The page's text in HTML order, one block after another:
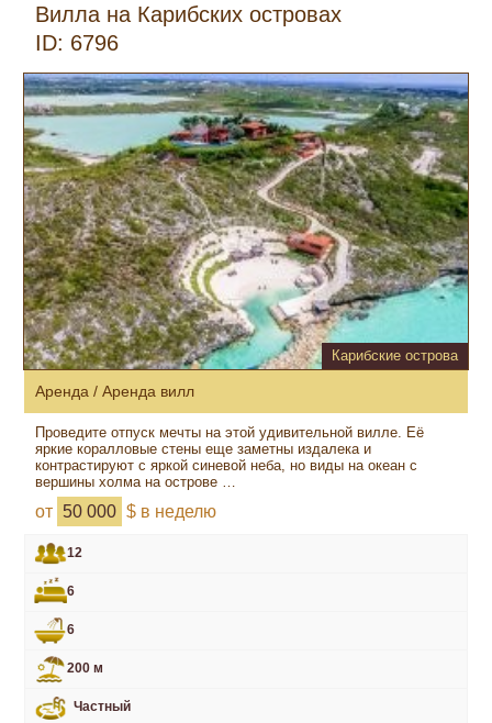
Вилла на Карибских островах
ID: 6796
Карибские острова
Аренда / Аренда вилл
Проведите отпуск мечты на этой удивительной вилле. Её
яркие коралловые стены еще заметны издалека и
контрастируют с яркой синевой неба, но виды на океан с
вершины холма на острове …
от 50 000 $ в неделю
12
6
6
200 м
Частный